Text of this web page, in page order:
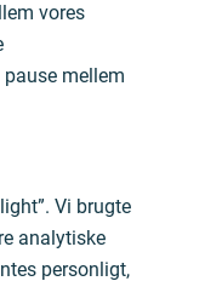
vores
mellem
Vi brugte
analytiske
personligt,